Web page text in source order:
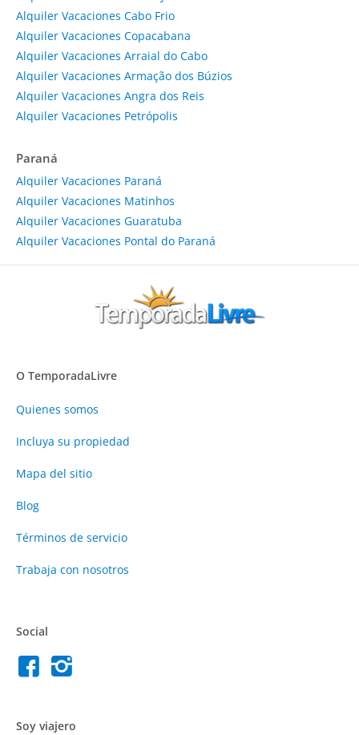
Alquiler Vacaciones Cabo Frio
Alquiler Vacaciones Copacabana
Alquiler Vacaciones Arraial do Cabo
Alquiler Vacaciones Armação dos Búzios
Alquiler Vacaciones Angra dos Reis
Alquiler Vacaciones Petrópolis
Paraná
Alquiler Vacaciones Paraná
Alquiler Vacaciones Matinhos
Alquiler Vacaciones Guaratuba
Alquiler Vacaciones Pontal do Paraná
O TemporadaLivre
Quienes somos
Incluya su propiedad
Mapa del sitio
Blog
Términos de servicio
Trabaja con nosotros
Social
Soy viajero